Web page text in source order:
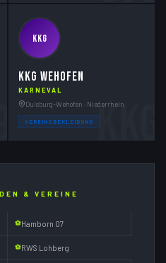
KKG
KKG
KKG WEHOFEN
KARNEVAL
Duisburg-Wehofen · Niederrhein
VEREINSBEKLEIDUNG
& VEREINE
⚽Hamborn 07
⚽RWS Lohberg